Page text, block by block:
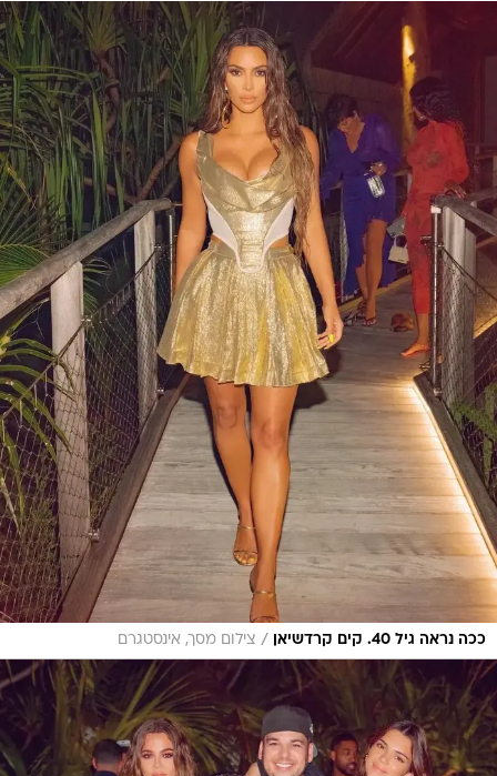
ככה נראה גיל 40. קים קרדשיאן / צילום מסך, אינסטגרם